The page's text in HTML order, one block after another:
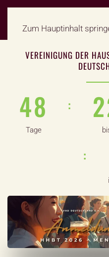
Zum Hauptinhalt
VEREINIGUNG DER
48
Tage
: 2
: